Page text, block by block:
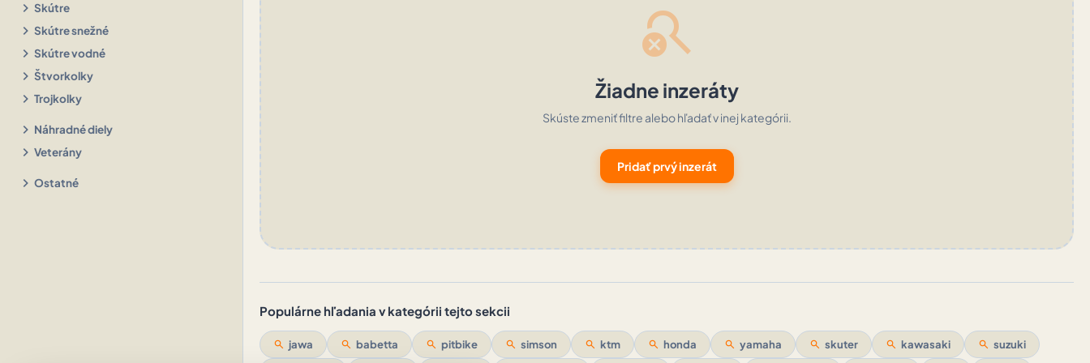
chevron_right Skútre
chevron_right Skútre snežné
chevron_right Skútre vodné
chevron_right Štvorkolky
chevron_right Trojkolky
chevron_right Náhradné diely
chevron_right Veterány
chevron_right Ostatné
search_off
Žiadne inzeráty
Skúste zmeniť filtre alebo hľadať v inej kategórii.
Pridať prvý inzerát
Populárne hľadania v kategórii tejto sekcii
search jawa search babetta search pitbike search simson search ktm search honda search yamaha search skuter search kawasaki search suzuki